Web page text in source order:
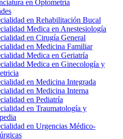
en Optometría
en Rehabilitación Bucal
Medica en Anestesiología
en Cirugía General
en Medicina Familiar
Medica en Geriatría
Medica en Ginecología y
en Medicina Integrada
en Medicina Interna
en Pediatría
en Traumatología y
en Urgencias Médico-